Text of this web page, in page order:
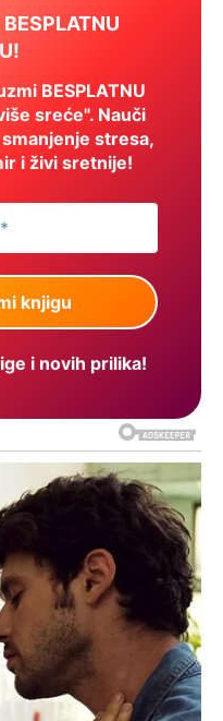
BESPLATNU
sreće". Nauči
stresa,
i živi sretnije!
i novih prilika!